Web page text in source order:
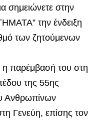
σημειώνετε στην
την ένδειξη
των ζητούμενων
η παρέμβασή του στη
της 55ης
Ανθρωπίνων
Γενεύη, επίσης τον